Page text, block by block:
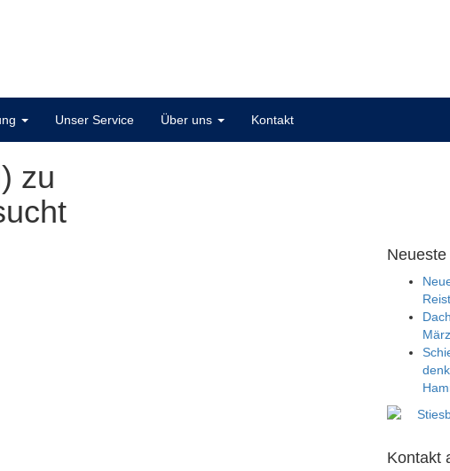
Unser Service Über uns Kontakt
zu
Kontakt